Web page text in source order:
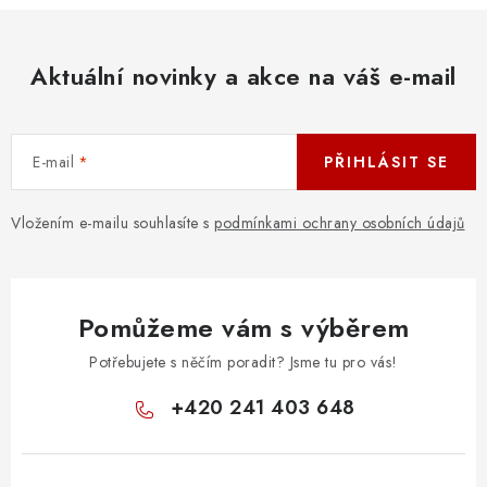
Aktuální novinky a akce na váš e-mail
E-mail
Vložením e-mailu souhlasíte s podmínkami ochrany osobních údajů
PŘIHLÁSIT SE
Pomůžeme vám s výběrem
Potřebujete s něčím poradit? Jsme tu pro vás!
+420 241 403 648